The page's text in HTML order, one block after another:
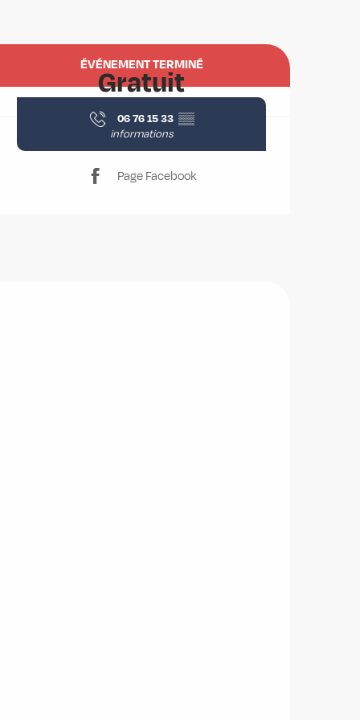
Ouverture et coordonnées
ÉVÉNEMENT TERMINÉ
Gratuit
06 76 15 33 ▒▒
informations
Page Facebook